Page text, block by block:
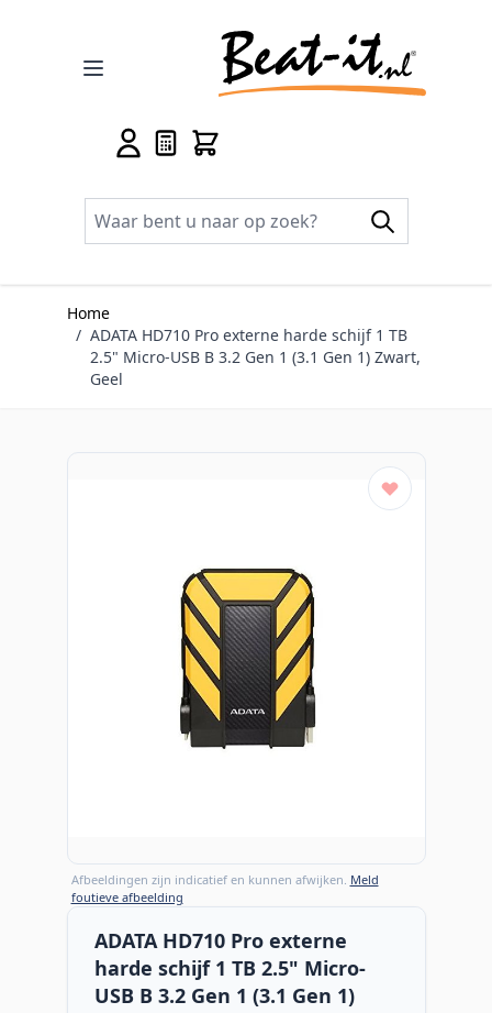
Home
/ ADATA HD710 Pro externe harde schijf 1 TB
2.5" Micro-USB B 3.2 Gen 1 (3.1 Gen 1) Zwart,
Geel
Afbeeldingen zijn indicatief en kunnen afwijken. Meld
foutieve afbeelding
ADATA HD710 Pro externe
harde schijf 1 TB 2.5" Micro-
USB B 3.2 Gen 1 (3.1 Gen 1)